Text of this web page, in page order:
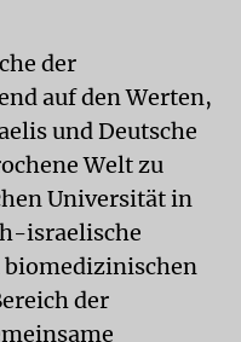
der
auf den Werten,
und Deutsche
Welt zu
Universität in
israelische
der